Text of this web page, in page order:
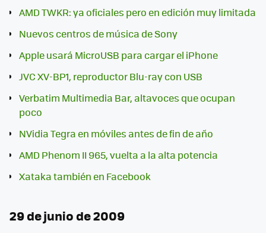
AMD TWKR: ya oficiales pero en edición muy limitada
Nuevos centros de música de Sony
Apple usará MicroUSB para cargar el iPhone
JVC XV-BP1, reproductor Blu-ray con USB
Verbatim Multimedia Bar, altavoces que ocupan
poco
NVidia Tegra en móviles antes de fin de año
AMD Phenom II 965, vuelta a la alta potencia
Xataka también en Facebook
29 de junio de 2009